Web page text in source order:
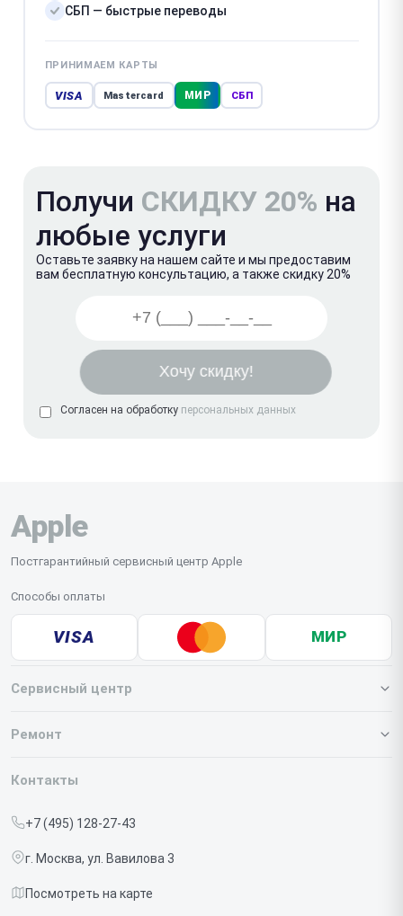
СБП — быстрые переводы
ПРИНИМАЕМ КАРТЫ
VISA Mastercard МИР СБП
Получи СКИДКУ 20% на
любые услуги
Оставьте заявку на нашем сайте и мы предоставим
вам бесплатную консультацию, а также скидку 20%
Согласен на обработку персональных данных
Apple
Постгарантийный сервисный центр Apple
Способы оплаты
VISA МИР
Сервисный центр
О нашем сервисе
Срочный ремонт
Доставка и способы оплаты
Диагностика
Ремонт
Iphone
Контакты
+7 (495) 128-27-43
г. Москва, ул. Вавилова 3
Посмотреть на карте